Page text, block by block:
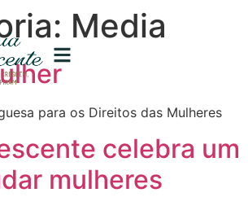
Media
para os Direitos das Mulheres
celebra um
mulheres